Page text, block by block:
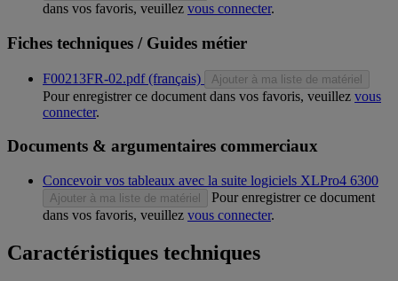
dans vos favoris, veuillez vous connecter.
Fiches techniques / Guides métier
F00213FR-02.pdf (français) Ajouter à ma liste de matériel
Pour enregistrer ce document dans vos favoris, veuillez vous
connecter.
Documents & argumentaires commerciaux
Concevoir vos tableaux avec la suite logiciels XLPro4 6300
Ajouter à ma liste de matériel
Pour enregistrer ce document
dans vos favoris, veuillez vous connecter.
Caractéristiques techniques